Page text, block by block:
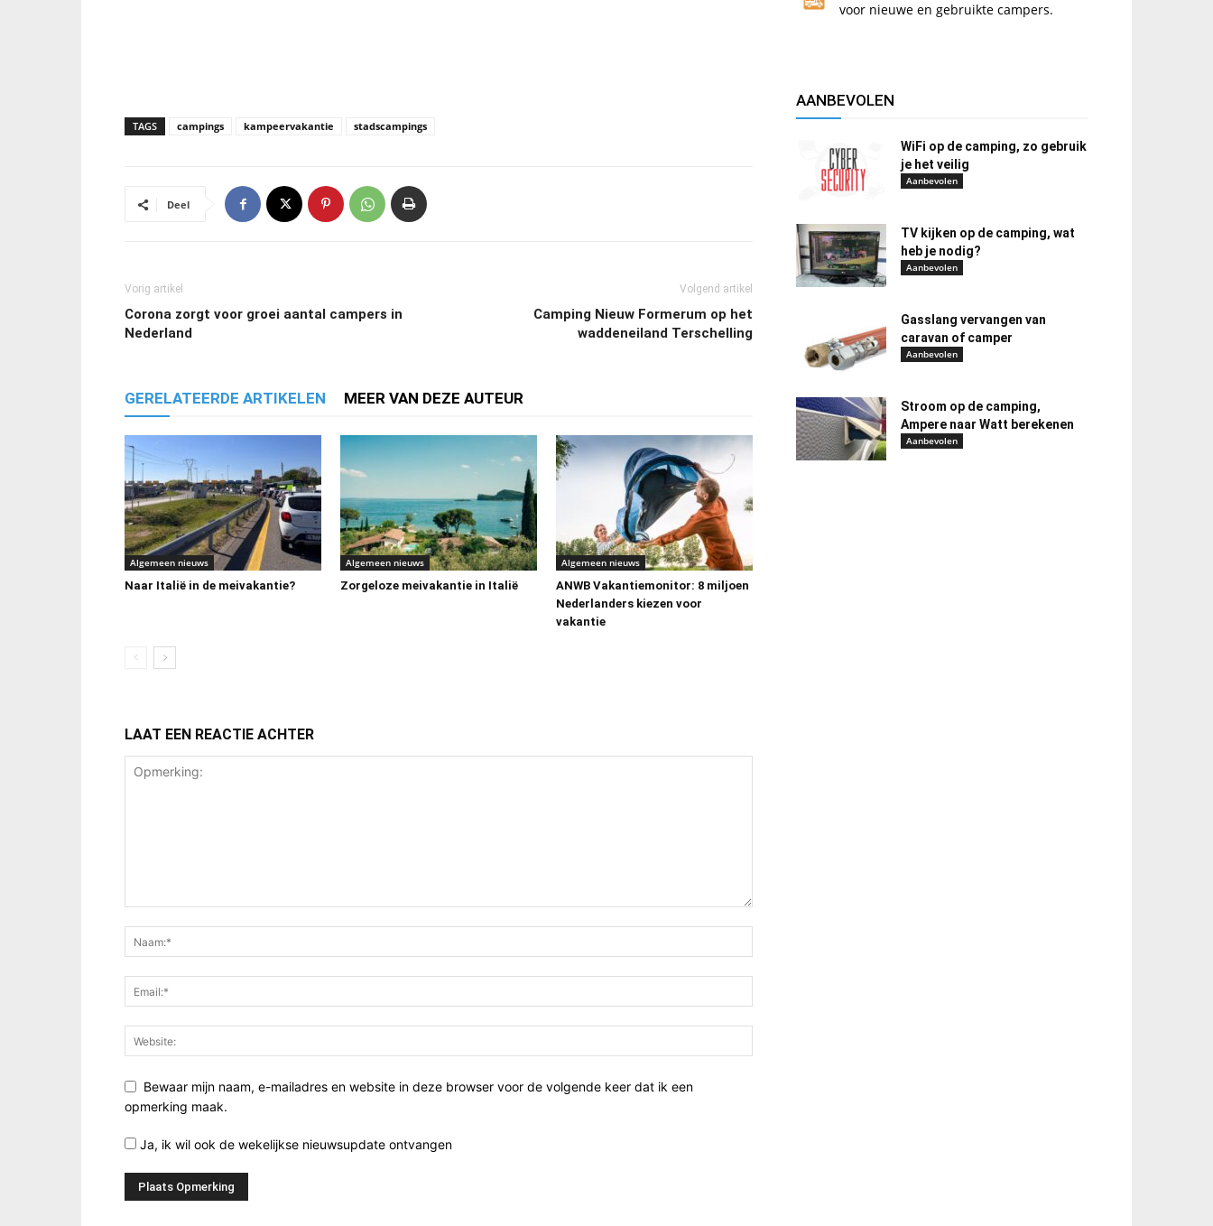
TAGS campings kampeervakantie stadscampings
Deel
Vorig artikel
Corona zorgt voor groei aantal campers in
Nederland
Volgend artikel
Camping Nieuw Formerum op het
waddeneiland Terschelling
GERELATEERDE ARTIKELEN MEER VAN DEZE AUTEUR
Algemeen nieuws
Naar Italië in de meivakantie?
Algemeen nieuws
Zorgeloze meivakantie in Italië
Algemeen nieuws
ANWB Vakantiemonitor: 8 miljoen
Nederlanders kiezen voor
vakantie
LAAT EEN REACTIE ACHTER
Bewaar mijn naam, e-mailadres en website in deze browser voor de volgende keer dat ik een
opmerking maak.
Ja, ik wil ook de wekelijkse nieuwsupdate ontvangen
voor nieuwe en gebruikte campers.
AANBEVOLEN
WiFi op de camping, zo gebruik
je het veilig
Aanbevolen
TV kijken op de camping, wat
heb je nodig?
Aanbevolen
Gasslang vervangen van
caravan of camper
Aanbevolen
Stroom op de camping,
Ampere naar Watt berekenen
Aanbevolen